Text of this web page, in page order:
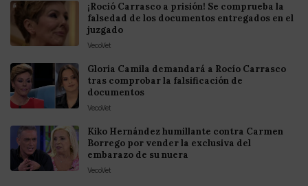
¡Roció Carrasco a prisión! Se comprueba la
falsedad de los documentos entregados en el
juzgado
VecoVet
Gloria Camila demandará a Rocío Carrasco
tras comprobar la falsificación de
documentos
VecoVet
Kiko Hernández humillante contra Carmen
Borrego por vender la exclusiva del
embarazo de su nuera
VecoVet